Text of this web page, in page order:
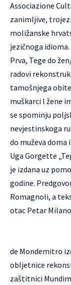
Associazione
zanimljive,
moližanske
jezičnoga idioma.
Prva, Tege do
radovi
tamošnjega
muškarci l žene
se spominju
nevjestinskoga
do muževa doma
Uga Gorgette
je izdana uz
godine.
Romagnoli, a
otac Petar
de Mondemitro
obljetnice
zaštitnici